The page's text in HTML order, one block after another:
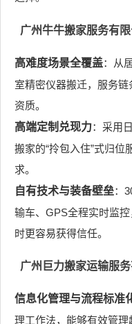
广州牛牛搬家服务有限
高难度场景全覆盖：从
室精密仪器搬迁，服务
资质。
高端定制兑现力：采用
搬家的“拎包入住”式归
求。
自有技术与装备壁垒：
输车、GPS全程实时监
时更容易获得信任。
广州巨力搬家运输服
信息化管理与流程标准
理工作法，能够有效管